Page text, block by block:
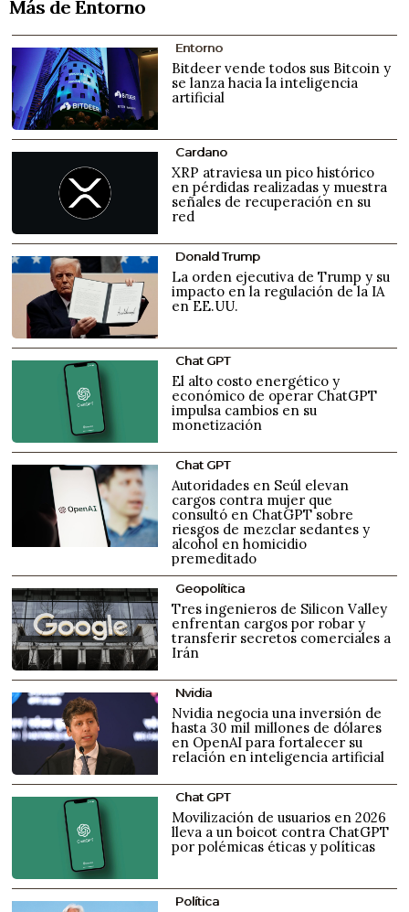
Más de Entorno
Entorno
Bitdeer vende todos sus Bitcoin y
se lanza hacia la inteligencia
artificial
Cardano
XRP atraviesa un pico histórico
en pérdidas realizadas y muestra
señales de recuperación en su
red
Donald Trump
La orden ejecutiva de Trump y su
impacto en la regulación de la IA
en EE.UU.
Chat GPT
El alto costo energético y
económico de operar ChatGPT
impulsa cambios en su
monetización
Chat GPT
Autoridades en Seúl elevan
cargos contra mujer que
consultó en ChatGPT sobre
riesgos de mezclar sedantes y
alcohol en homicidio
premeditado
Geopolítica
Tres ingenieros de Silicon Valley
enfrentan cargos por robar y
transferir secretos comerciales a
Irán
Nvidia
Nvidia negocia una inversión de
hasta 30 mil millones de dólares
en OpenAI para fortalecer su
relación en inteligencia artificial
Chat GPT
Movilización de usuarios en 2026
lleva a un boicot contra ChatGPT
por polémicas éticas y políticas
Política